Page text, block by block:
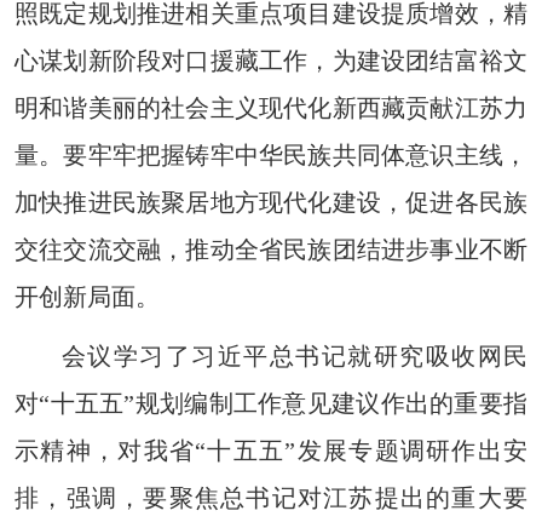
照既定规划推进相关重点项目建设提质增效，精
心谋划新阶段对口援藏工作，为建设团结富裕文
明和谐美丽的社会主义现代化新西藏贡献江苏力
量。要牢牢把握铸牢中华民族共同体意识主线，
加快推进民族聚居地方现代化建设，促进各民族
交往交流交融，推动全省民族团结进步事业不断
开创新局面。
会议学习了习近平总书记就研究吸收网民
对“十五五”规划编制工作意见建议作出的重要指
示精神，对我省“十五五”发展专题调研作出安
排，强调，要聚焦总书记对江苏提出的重大要